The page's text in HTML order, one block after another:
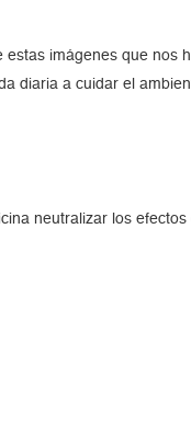
imágenes que
diaria a cuidar el
neutralizar los